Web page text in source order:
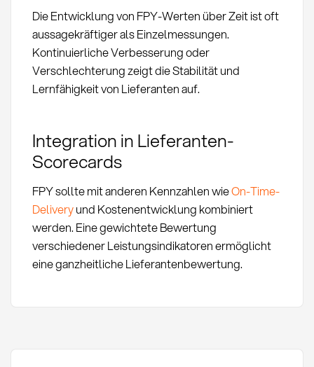
Die Entwicklung von FPY-Werten über Zeit ist oft
aussagekräftiger als Einzelmessungen.
Kontinuierliche Verbesserung oder
Verschlechterung zeigt die Stabilität und
Lernfähigkeit von Lieferanten auf.
Integration in Lieferanten-
Scorecards
FPY sollte mit anderen Kennzahlen wieOn-Time-
Deliveryund Kostenentwicklung kombiniert
werden. Eine gewichtete Bewertung
verschiedener Leistungsindikatoren ermöglicht
eine ganzheitliche Lieferantenbewertung.